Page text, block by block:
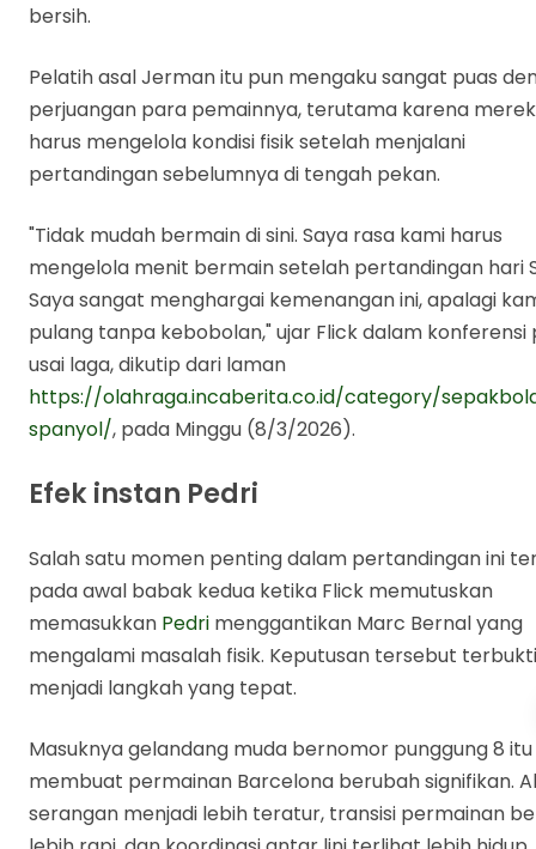
bersih.
Pelatih asal Jerman itu pun mengaku sangat puas
perjuangan para pemainnya, terutama karena
harus mengelola kondisi fisik setelah menjalani
pertandingan sebelumnya di tengah pekan.
"Tidak mudah bermain di sini. Saya rasa kami harus
mengelola menit bermain setelah pertandingan hari
Saya sangat menghargai kemenangan ini, apalagi
pulang tanpa kebobolan," ujar Flick dalam konferensi
usai laga, dikutip dari laman
https://olahraga.incaberita.co.id/category/
spanyol/, pada Minggu (8/3/2026).
Efek instan Pedri
Salah satu momen penting dalam pertandingan ini
pada awal babak kedua ketika Flick memutuskan
memasukkan Pedrimenggantikan Marc Bernal yang
mengalami masalah fisik. Keputusan tersebut terbukti
menjadi langkah yang tepat.
Masuknya gelandang muda bernomor punggung 8 itu
membuat permainan Barcelona berubah signifikan.
serangan menjadi lebih teratur, transisi permainan